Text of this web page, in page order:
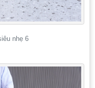
nhẹ 6